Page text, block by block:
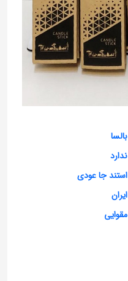
بالسا
ندارد
استند جا عودی
ایران
مقوایی